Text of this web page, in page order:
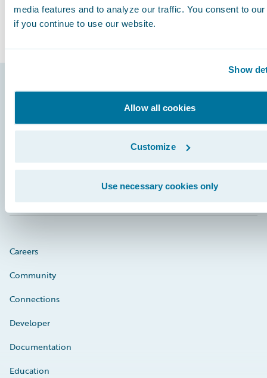
media features and to analyze our traffic. You consent to
if you continue to use our website.
Show
Allow all cookies
Customize
Use necessary cookies only
Footer
Engage, Innovate, Grow Efficiently
Careers
Community
Connections
Developer
Documentation
Education